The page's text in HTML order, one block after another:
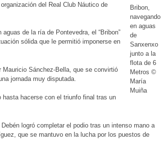
Bribon,
navegando
en aguas
de
Sanxenxo
junto a la
flota de 6
Metros ©
María
Muiña
del Real Club Náutico de
de la ría de Pontevedra, el “Bribon”
sólida que le permitió imponerse en
Mauricio Sánchez-Bella, que se convirtió
jornada muy disputada.
hasta hacerse con el triunfo final tras un
logró completar el podio tras un intenso mano a
que se mantuvo en la lucha por los puestos de